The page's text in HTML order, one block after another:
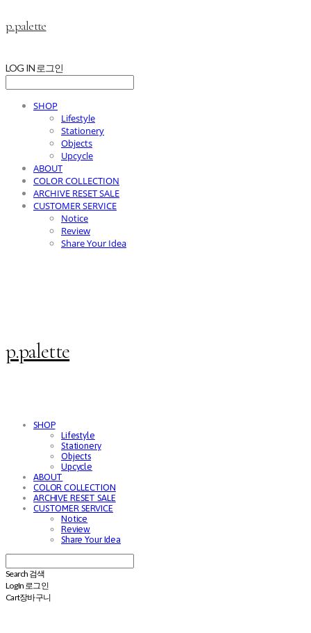
p.palette
LOG IN 로그인
SHOP
Lifestyle
Stationery
Objects
Upcycle
ABOUT
COLOR COLLECTION
ARCHIVE RESET SALE
CUSTOMER SERVICE
Notice
Review
Share Your Idea
p.palette
SHOP
Lifestyle
Stationery
Objects
Upcycle
ABOUT
COLOR COLLECTION
ARCHIVE RESET SALE
CUSTOMER SERVICE
Notice
Review
Share Your Idea
Search 검색
Log In 로그인
Cart장바구니